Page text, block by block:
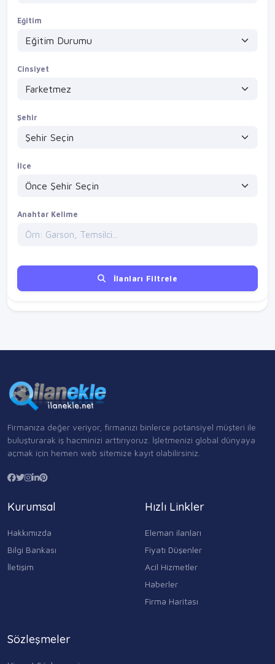
Eğitim
Cinsiyet
Şehir
İlçe
Anahtar Kelime
İlanları Filtrele
Firmanıza değer veriyor, firmanızı binlerce potansiyel müşteri ile
buluşturarak iş hacminizi arttırıyoruz. İşletmenizi global dünyaya
açmak için hemen web sitemize kayıt olabilirsiniz.
Kurumsal
Hakkımızda
Bilgi Bankası
İletişim
Hızlı Linkler
Eleman ilanları
Fiyatı Düşenler
Acil Hizmetler
Haberler
Firma Haritası
Sözleşmeler